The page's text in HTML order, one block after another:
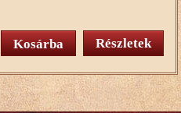
Részletek